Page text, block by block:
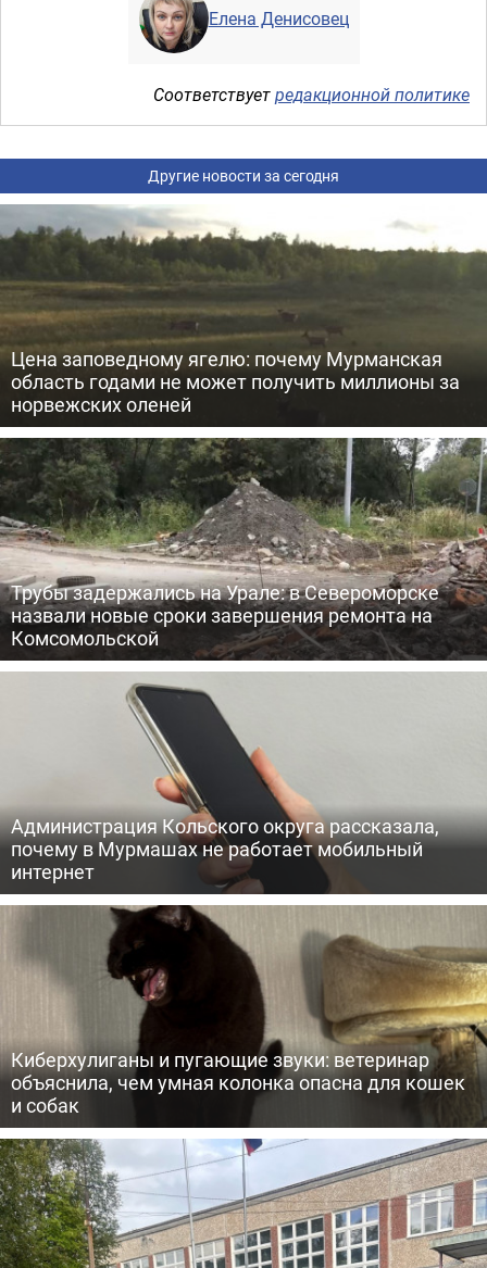
Елена Денисовец
Соответствуетредакционной политике
Другие новости за сегодня
Цена заповедному ягелю: почему Мурманская
область годами не может получить миллионы за
норвежских оленей
Трубы задержались на Урале: в Североморске
назвали новые сроки завершения ремонта на
Комсомольской
Администрация Кольского округа рассказала,
почему в Мурмашах не работает мобильный
интернет
Киберхулиганы и пугающие звуки: ветеринар
объяснила, чем умная колонка опасна для кошек
и собак